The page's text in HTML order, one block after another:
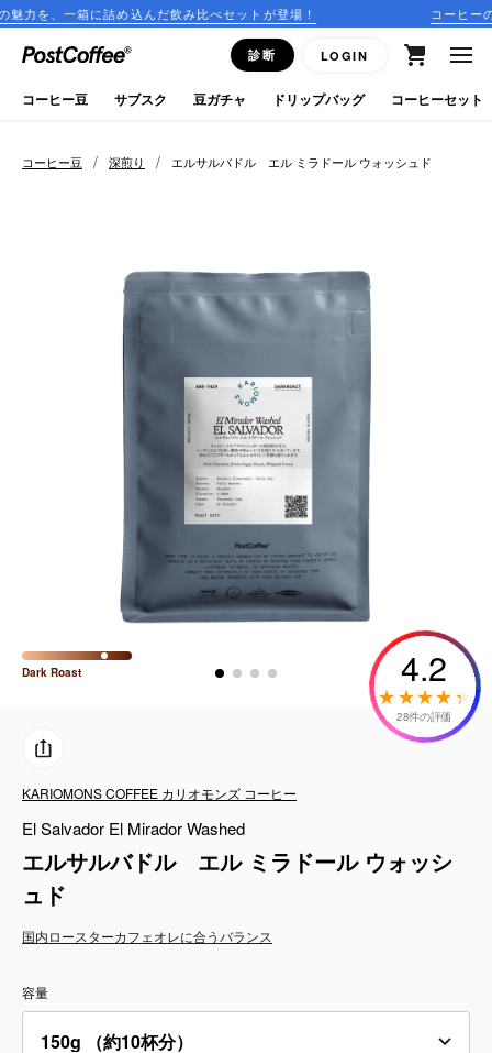
め込んだ飲み比べセットが登場！ コーヒーのサブスクリプ
診断 LOGIN
close
ログイン
新規会員登録
keyboard_arrow_right
ドリップバッグ
ミルク・フード類
CFFBNS
ギフトセット
リキッド
特集
卸販売
コーヒー豆 / 深煎り / エルサルバドル エル ミラドール ウォッシュド
Dark Roast 4.2
28件の評価
KARIOMONS COFFEE カリオモンズ コーヒー
El Salvador El Mirador Washed
エルサルバドル エル ミラドール ウォッシ
ュド
国内ロースターカフェオレに合うバランス
容量
コーヒー豆 サブスク 豆ガチャ ドリップバッグ コーヒーセット